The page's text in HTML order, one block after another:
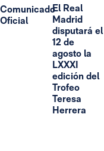
Comunicado
Oficial
El Real
Madrid
disputará el
12 de
agosto la
LXXXI
edición del
Trofeo
Teresa
Herrera